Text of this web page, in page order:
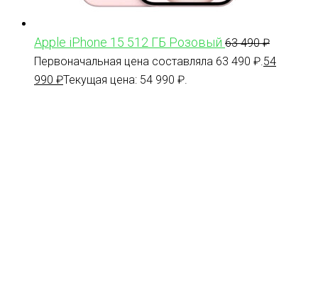
Apple iPhone 15 512 ГБ Розовый 63 490₽
Первоначальная цена составляла 63 490 ₽. 54
990 ₽Текущая цена: 54 990 ₽.